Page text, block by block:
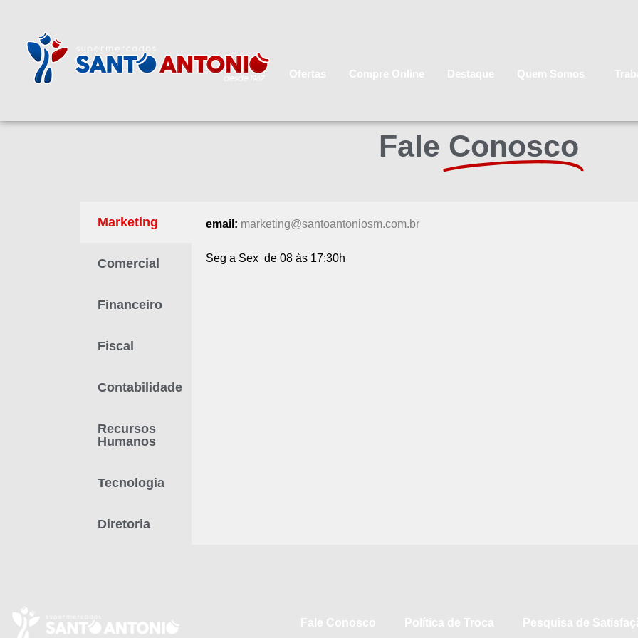
Ofertas Compre Online Destaque Quem Somos
Fale Conosco
Marketing
Comercial
Financeiro
Fiscal
Contabilidade
Recursos
Humanos
Tecnologia
Diretoria
email: marketing@santoantoniosm.com.br
Seg a Sex de 08 às 17:30h
Fale Conosco Política de Troca Pesquisa de